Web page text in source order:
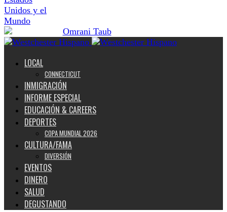
Unidos y el
Mundo
LOCAL
CONNECTICUT
INMIGRACIÓN
INFORME ESPECIAL
EDUCACIÓN & CAREERS
DEPORTES
COPA MUNDIAL 2026
CULTURA/FAMA
DIVERSIÓN
EVENTOS
DINERO
SALUD
DEGUSTANDO